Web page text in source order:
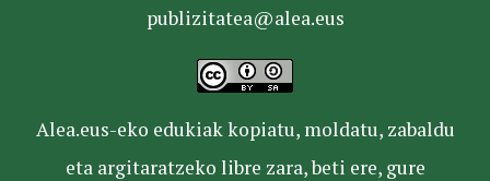
publizitatea@alea.eus
Alea.eus-eko edukiak kopiatu, moldatu, zabaldu
eta argitaratzeko libre zara, beti ere, gure